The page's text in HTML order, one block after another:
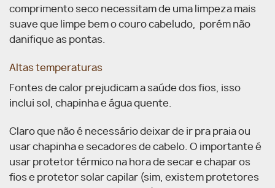
comprimento seco necessitam de uma limpeza mais
suave que limpe bem o couro cabeludo, porém não
danifique as pontas.
Altas temperaturas
Fontes de calor prejudicam a saúde dos fios, isso
inclui sol, chapinha e água quente.
Claro que não é necessário deixar de ir pra praia ou
usar chapinha e secadores de cabelo. O importante é
usar protetor térmico na hora de secar e chapar os
fios e protetor solar capilar (sim, existem protetores